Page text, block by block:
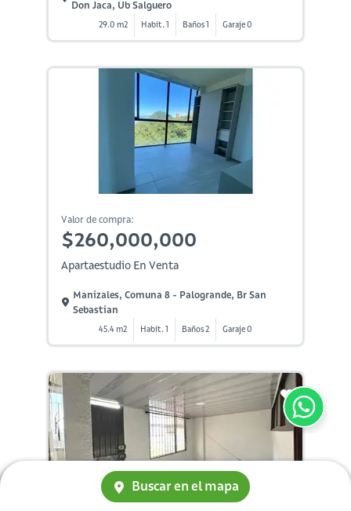
Don Jaca, Ub Salguero
29.0 m2 Habit. 1 Baños 1 Garaje 0
Valor de compra:
$260,000,000
Apartaestudio En Venta
Manizales, Comuna 8 - Palogrande, Br San
Sebastian
45.4 m2 Habit. 1 Baños 2 Garaje 0
Buscar en el mapa